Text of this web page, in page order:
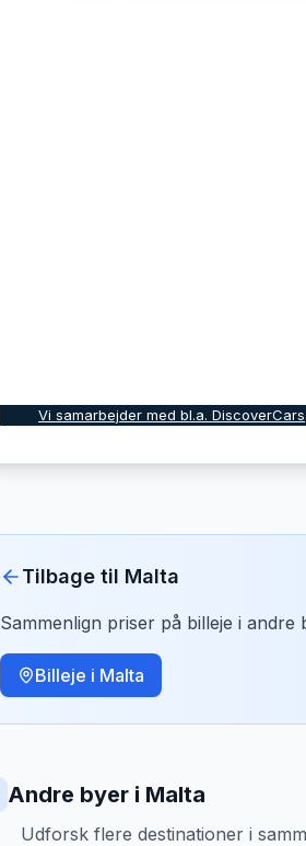
Vi samarbejder med bl.a.
Tilbage til Malta
Sammenlign priser på billeje i andre
Billeje i Malta
Andre byer i Malta
Udforsk flere destinationer i